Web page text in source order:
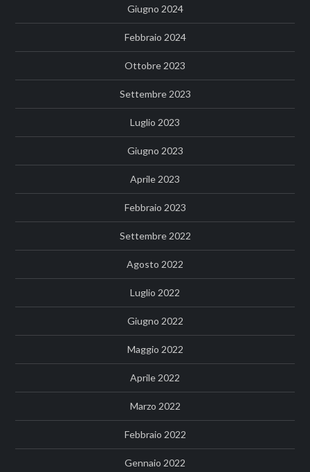
Giugno 2024
Febbraio 2024
Ottobre 2023
Settembre 2023
Luglio 2023
Giugno 2023
Aprile 2023
Febbraio 2023
Settembre 2022
Agosto 2022
Luglio 2022
Giugno 2022
Maggio 2022
Aprile 2022
Marzo 2022
Febbraio 2022
Gennaio 2022